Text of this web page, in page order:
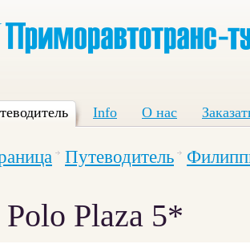
Info О нас
Путеводитель
Plaza 5*